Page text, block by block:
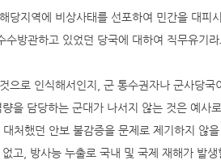
당지역에 비상사태를 선포하여 민간을 대피
방관하고 있었던 당국에 대하여 직무유기
으로 인식해서인지, 군 통수권자나 군사당국
을 담당하는 군대가 나서지 않는 것은 예사
처했던 안보 불감증을 문제로 제기하지 않
고, 방사능 누출로 국내 및 국제 재해가 발